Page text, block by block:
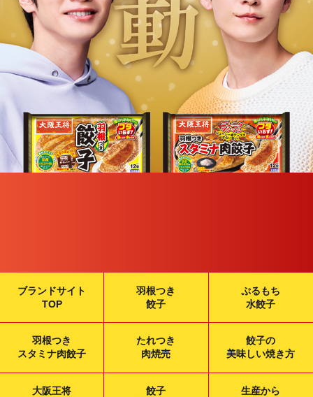
ブランドサイト
TOP
羽根つき
餃子
ぷるもち
水餃子
羽根つき
スタミナ肉餃子
たれつき
肉焼売
餃子の
美味しい焼き方
大阪王将
餃子
生産から